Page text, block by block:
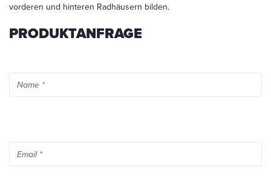
vorderen und hinteren Radhäusern bilden.
PRODUKTANFRAGE